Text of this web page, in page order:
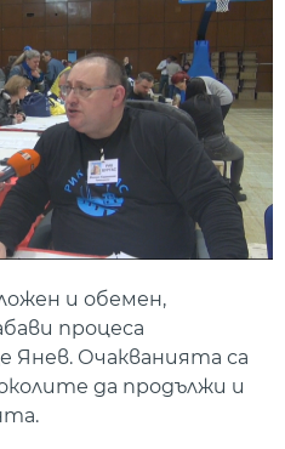
и обемен,
процеса
Янев. Очакванията са
да продължи и